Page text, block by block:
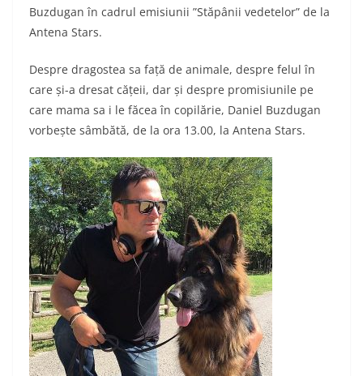
Buzdugan în cadrul emisiunii ”Stăpânii vedetelor” de la
Antena Stars.
Despre dragostea sa față de animale, despre felul în
care și-a dresat cățeii, dar și despre promisiunile pe
care mama sa i le făcea în copilărie, Daniel Buzdugan
vorbește sâmbătă, de la ora 13.00, la Antena Stars.